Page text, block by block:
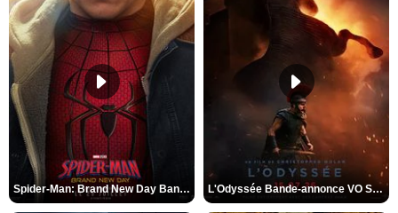
Spider-Man: Brand New Day Bande-annonce VO STFR L'Odyssée Bande-annonce VO STFR